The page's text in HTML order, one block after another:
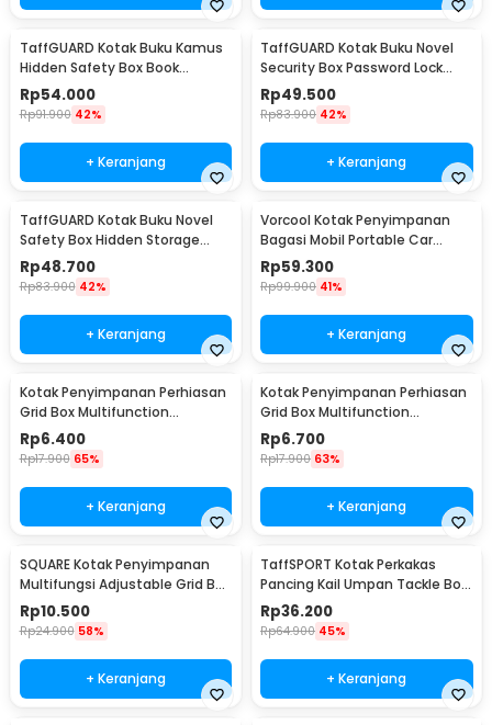
TaffGUARD Kotak Buku Kamus
Hidden Safety Box Book
Password Lock Size S - KB-10P
Rp54.000
Rp91.900 42%
+ Keranjang
TaffGUARD Kotak Buku Novel
Security Box Password Lock
Size S - KB-20P
Rp49.500
Rp83.900 42%
+ Keranjang
TaffGUARD Kotak Buku Novel
Safety Box Hidden Storage
Password Lock - KB-30P
Rp48.700
Rp83.900 42%
+ Keranjang
Vorcool Kotak Penyimpanan
Bagasi Mobil Portable Car
Storage Box 25 L - VL25
Rp59.300
Rp99.900 41%
+ Keranjang
Kotak Penyimpanan Perhiasan
Grid Box Multifunction
Organizer 24 Slot - J13/J24
Rp6.400
Rp17.900 65%
+ Keranjang
Kotak Penyimpanan Perhiasan
Grid Box Multifunction
Organizer 13 Slot - J13/J24
Rp6.700
Rp17.900 63%
+ Keranjang
SQUARE Kotak Penyimpanan
Multifungsi Adjustable Grid Box
24 Slot - J24D
Rp10.500
Rp24.900 58%
+ Keranjang
TaffSPORT Kotak Perkakas
Pancing Kail Umpan Tackle Box
14 Grid - LYH-1017
Rp36.200
Rp64.900 45%
+ Keranjang